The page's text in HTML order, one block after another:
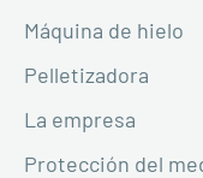
Máquina de hielo
Pelletizadora
La empresa
Protección del